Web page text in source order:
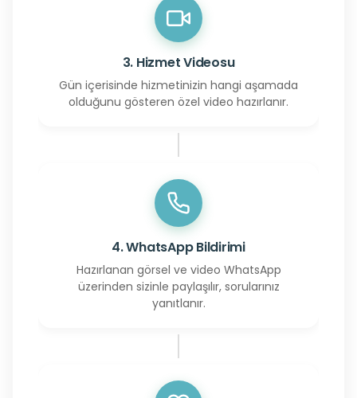
3. Hizmet Videosu
Gün içerisinde hizmetinizin hangi aşamada
olduğunu gösteren özel video hazırlanır.
4. WhatsApp Bildirimi
Hazırlanan görsel ve video WhatsApp
üzerinden sizinle paylaşılır, sorularınız
yanıtlanır.